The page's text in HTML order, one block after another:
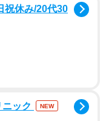
祝休み/20代30
ニック NEW